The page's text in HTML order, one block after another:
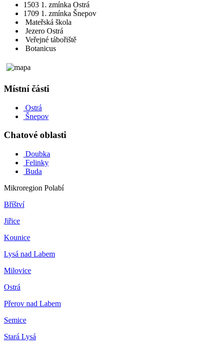
1503 1. zmínka Ostrá
1709 1. zmínka Šnepov
Mateřská škola
Jezero Ostrá
Veřejné tábořiště
Botanicus
Místní části
Ostrá
Šnepov
Chatové oblasti
Doubka
Felinky
Buda
Mikroregion Polabí
Bříštví
Jiřice
Kounice
Lysá nad Labem
Milovice
Ostrá
Přerov nad Labem
Semice
Stará Lysá